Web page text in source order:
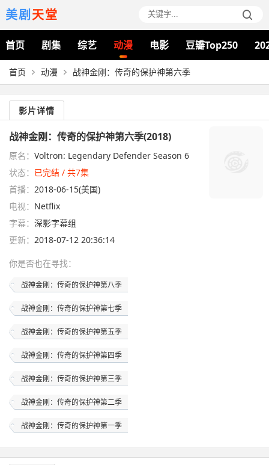
美剧天堂
首页 剧集 综艺 动漫 电影 豆瓣Top250
首页 动漫 战神金刚：传奇的保护神第六季
影片详情
战神金刚：传奇的保护神第六季(2018)
原名： Voltron: Legendary Defender Season 6
状态： 已完结 / 共7集
首播： 2018-06-15(美国)
电视： Netflix
字幕： 深影字幕组
更新： 2018-07-12 20:36:14
你是否也在寻找：
战神金刚：传奇的保护神第八季
战神金刚：传奇的保护神第七季
战神金刚：传奇的保护神第五季
战神金刚：传奇的保护神第四季
战神金刚：传奇的保护神第三季
战神金刚：传奇的保护神第二季
战神金刚：传奇的保护神第一季